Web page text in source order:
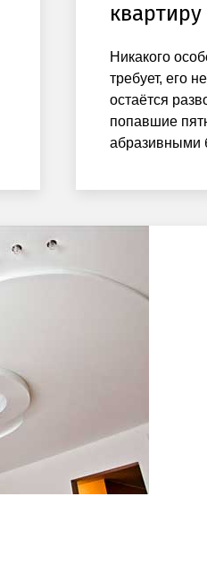
квартиру
Никакого
требует, его
остаётся
попавшие
абразивными